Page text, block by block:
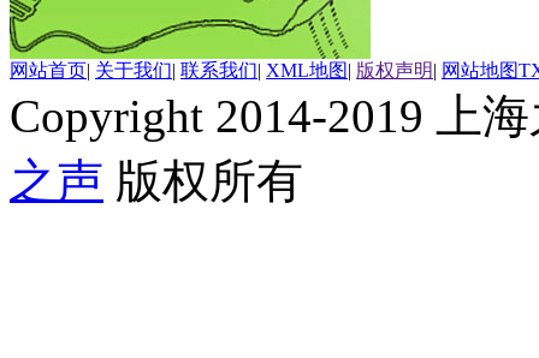
网站首页| 关于我们| 联系我们| XML地图| 版权声明| 网站地图
Copyright 2014-2019 上
之声 版权所有